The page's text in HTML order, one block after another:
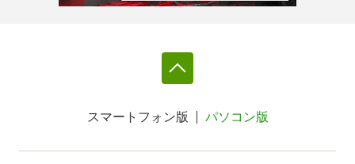
スマートフォン版 パソコン版